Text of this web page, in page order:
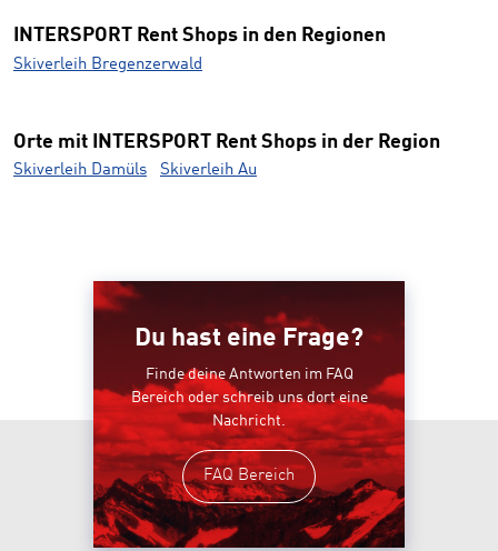
INTERSPORT Rent Shops in den Regionen
Skiverleih Bregenzerwald
Orte mit INTERSPORT Rent Shops in der Region
Skiverleih Damüls Skiverleih Au
Du hast eine Frage?
Finde deine Antworten im FAQ
Bereich oder schreib uns dort eine
Nachricht.
FAQ Bereich